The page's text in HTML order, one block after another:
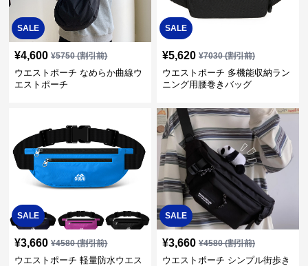
SALE
¥4,600 ¥5750(割引前)
ウエストポーチ なめらか曲線ウ
エストポーチ
SALE
¥5,620 ¥7030(割引前)
ウエストポーチ 多機能収納ラン
ニング用腰巻きバッグ
SALE
¥3,660 ¥4580(割引前)
ウエストポーチ 軽量防水ウエス
SALE
¥3,660 ¥4580(割引前)
ウエストポーチ シンプル街歩き